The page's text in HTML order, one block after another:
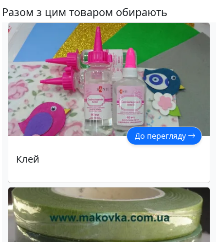
Разом з цим товаром обирають
До перегляду
Клей